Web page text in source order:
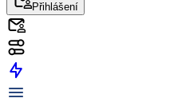
Přihlášení